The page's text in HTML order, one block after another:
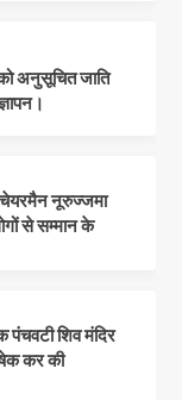
अनुसूचित जाति
चेयरमैन नूरुज्जमा
से सम्मान के
पंचवटी शिव मंदिर
कर की